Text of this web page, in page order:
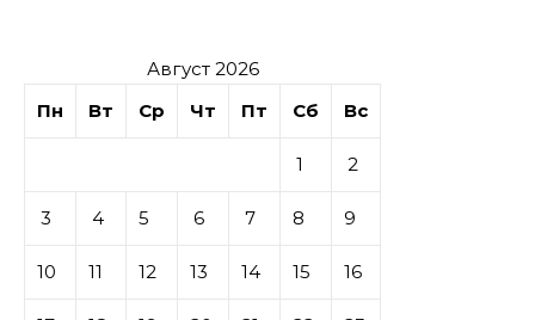
Август 2026
Пн
Вт Ср Чт Пт Сб Вс
1 2
3 4 5 6 7 8 9
10 11 12 13 14 15 16